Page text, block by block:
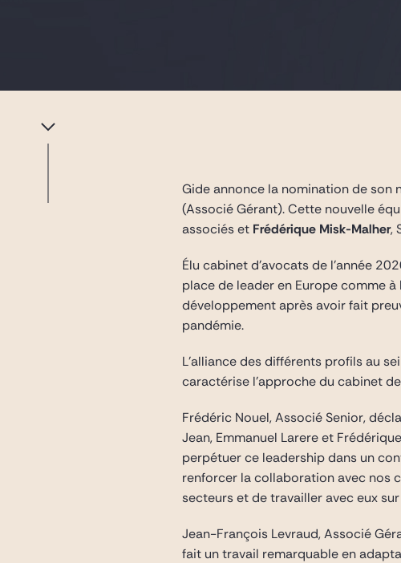
Gide annonce la nomination de son
(Associé Gérant). Cette nouvelle
associés et Frédérique Misk-Malher,
Élu cabinet d’avocats de l’année
place de leader en Europe comme
développement après avoir fait
pandémie.
L’alliance des différents profils au
caractérise l’approche du cabinet
Frédéric Nouel, Associé Senior,
Jean, Emmanuel Larere et
perpétuer ce leadership dans un
renforcer la collaboration avec nos
secteurs et de travailler avec eux
Jean-François Levraud, Associé
fait un travail remarquable en